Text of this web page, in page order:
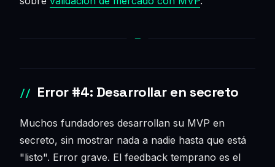
Error #4: Desarrollar en secreto
Muchos fundadores desarrollan su MVP en
secreto, sin mostrar nada a nadie hasta que está
"listo". Error grave. El feedback temprano es el